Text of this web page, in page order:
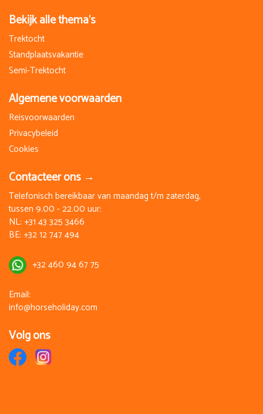
Bekijk alle thema's
Trektocht
Standplaatsvakantie
Semi-Trektocht
Algemene voorwaarden
Reisvoorwaarden
Privacybeleid
Cookies
Contacteer ons →
Telefonisch bereikbaar van maandag t/m zaterdag,
tussen 9.00 - 22.00 uur:
NL: +31 43 325 3466
BE: +32 12 747 494
+32 460 94 67 75
Email:
info@horseholiday.com
Volg ons